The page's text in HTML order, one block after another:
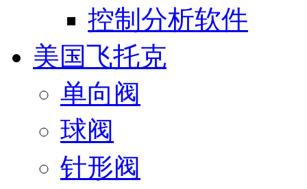
控制分析软件
美国飞托克
单向阀
球阀
针形阀